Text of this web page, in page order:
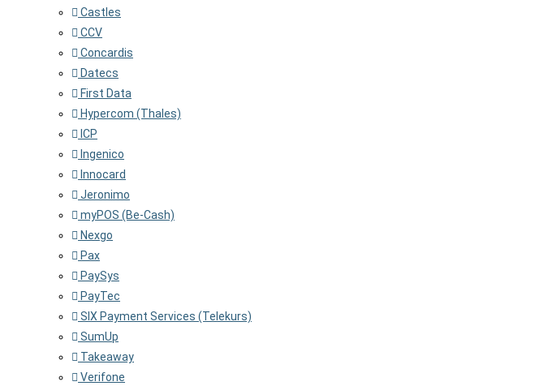
Castles
CCV
Concardis
Datecs
First Data
Hypercom (Thales)
ICP
Ingenico
Innocard
Jeronimo
myPOS (Be-Cash)
Nexgo
Pax
PaySys
PayTec
SIX Payment Services (Telekurs)
SumUp
Takeaway
Verifone